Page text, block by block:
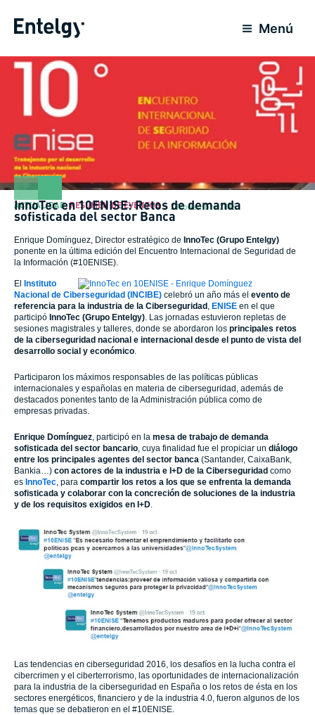
Menú
ACTUALIDAD,RESUMEN DE EVENTOS 2 Noviembre 2016
InnoTec en 10ENISE: Retos de demanda
sofisticada del sector Banca
Enrique Domínguez, Director estratégico de InnoTec (Grupo Entelgy)
ponente en la última edición del Encuentro Internacional de Seguridad de
la Información (#10ENISE).
El Instituto
Nacional de Ciberseguridad (INCIBE) celebró un año más el evento de
referencia para la industria de la Ciberseguridad ENISE en el que
participó InnoTec (Grupo Entelgy) . Las jornadas estuvieron repletas de
sesiones magistrales y talleres, donde se abordaron los principales retos
de la ciberseguridad nacional e internacional desde el punto de vista del
desarrollo social y económico
Participaron los máximos responsables de las políticas públicas
internacionales y españolas en materia de ciberseguridad, además de
destacados ponentes tanto de la Administración pública como de
empresas privadas.
Enrique Domínguez , participó en la mesa de trabajo de demanda
sofisticada del sector bancario , cuya finalidad fue el propiciar un diálogo
entre los principales agentes del sector banca (Santander, CaixaBank,
Bankia…) con actores de la industria e I+D de la Ciberseguridad como
es InnoTec , para compartir los retos a los que se enfrenta la demanda
sofisticada y colaborar con la concreción de soluciones de la industria
y de los requisitos exigidos en I+D
Las tendencias en ciberseguridad 2016, los desafíos en la lucha contra el
cibercrimen y el ciberterrorismo, las oportunidades de internacionalización
para la industria de la ciberseguridad en España o los retos de ésta en los
sectores energéticos, financiero y de la industria 4.0, fueron algunos de los
temas que se debatieron en el #10ENISE.